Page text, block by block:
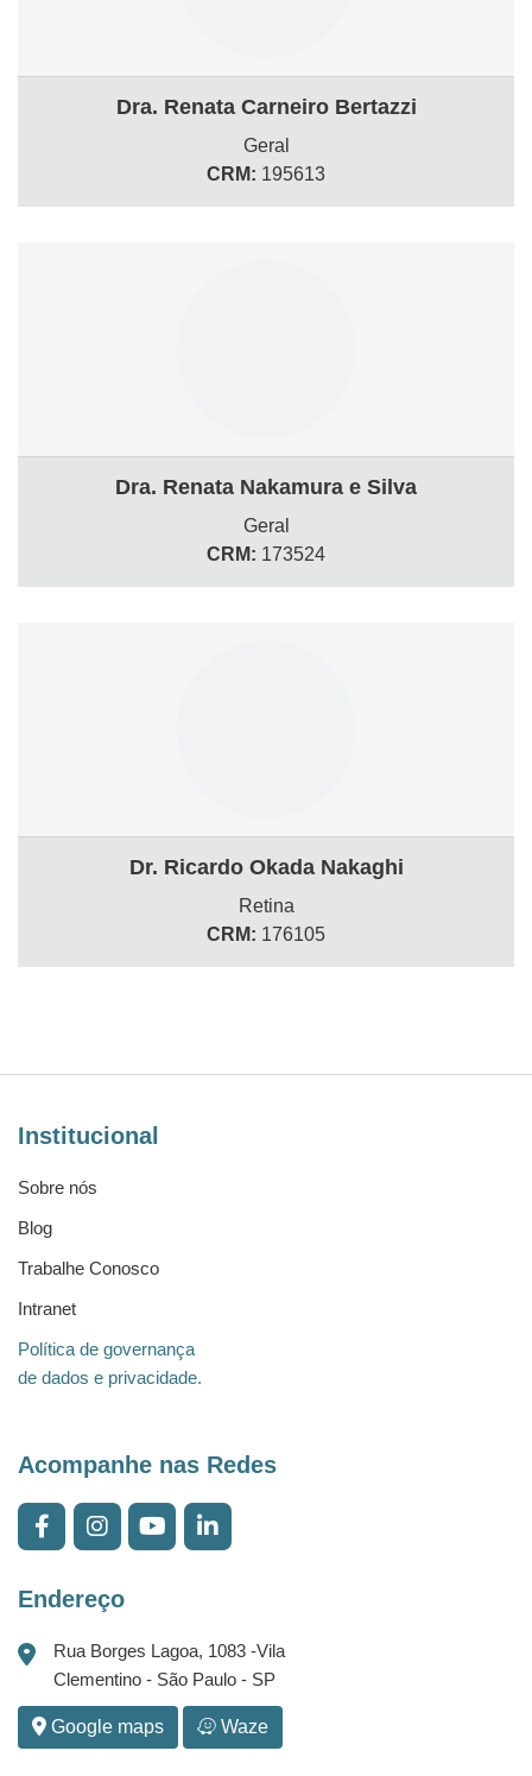
Dra. Renata Carneiro Bertazzi
Geral
CRM: 195613
Dra. Renata Nakamura e Silva
Geral
CRM: 173524
Dr. Ricardo Okada Nakaghi
Retina
CRM: 176105
Institucional
Sobre nós
Blog
Trabalhe Conosco
Intranet
Política de governança
de dados e privacidade.
Acompanhe nas Redes
Endereço
Rua Borges Lagoa, 1083 -Vila
Clementino - São Paulo - SP
Google maps Waze